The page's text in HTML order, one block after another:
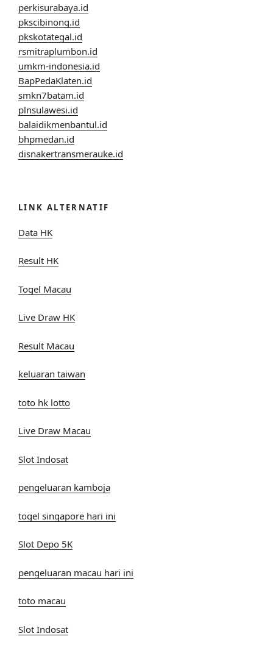
perkisurabaya.id
pkscibinong.id
pkskotategal.id
rsmitraplumbon.id
umkm-indonesia.id
BapPedaKlaten.id
smkn7batam.id
plnsulawesi.id
balaidikmenbantul.id
bhpmedan.id
disnakertransmerauke.id
LINK ALTERNATIF
Data HK
Result HK
Togel Macau
Live Draw HK
Result Macau
keluaran taiwan
toto hk lotto
Live Draw Macau
Slot Indosat
pengeluaran kamboja
togel singapore hari ini
Slot Depo 5K
pengeluaran macau hari ini
toto macau
Slot Indosat